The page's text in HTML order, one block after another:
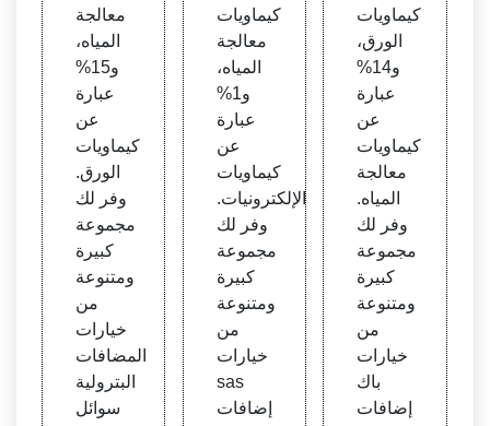
معالجة
المياه،
و15%
عبارة
عن
كيماويات
الورق.
وفر لك
مجموعة
كبيرة
ومتنوعة
من
خيارات
المضافات
البترولية
سوائل
كيماويات
معالجة
المياه،
و1%
عبارة
عن
كيماويات
الإلكترونيات.
وفر لك
مجموعة
كبيرة
ومتنوعة
من
خيارات
sas
إضافات
كيماويات
الورق،
و14%
عبارة
عن
كيماويات
معالجة
المياه.
وفر لك
مجموعة
كبيرة
ومتنوعة
من
خيارات
باك
إضافات